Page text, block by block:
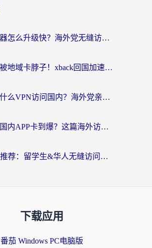
归雁加速器怎么升级快？海外党无缝访问国内资源的全攻略（附免费VPN推荐Dcard热门款）
海外党别被地域卡脖子！xback回国加速器选择全攻略，轻松刷剧玩国服
从印度用什么VPN访问国内？海外党亲测的无缝回国上网指南
海外想刷国内APP卡到爆？这篇海外访问国内服务器加速指南帮你解决所有问题
海外VPN推荐：留学生&华人无缝访问国内资源的避坑指南
下载应用
番茄 Windows PC电脑版